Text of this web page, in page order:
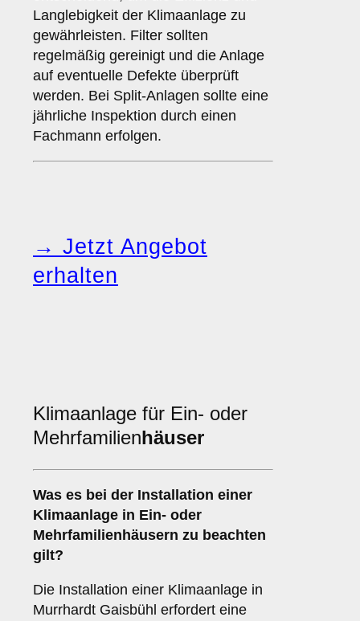
Langlebigkeit der Klimaanlage zu
gewährleisten. Filter sollten
regelmäßig gereinigt und die Anlage
auf eventuelle Defekte überprüft
werden. Bei Split-Anlagen sollte eine
jährliche Inspektion durch einen
Fachmann erfolgen.
→ Jetzt Angebot
erhalten
Klimaanlage für Ein- oder
Mehrfamilienhäuser
Was es bei der Installation einer
Klimaanlage in Ein- oder
Mehrfamilienhäusern zu beachten
gilt?
Die Installation einer Klimaanlage in
Murrhardt Gaisbühl erfordert eine